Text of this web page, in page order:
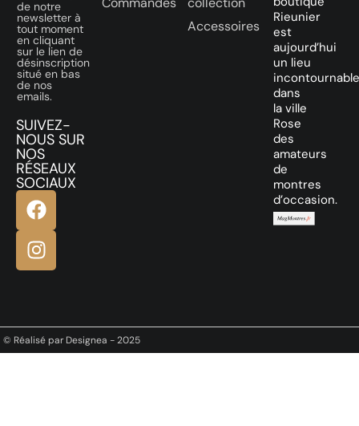
de notre
newsletter à
tout moment
en cliquant
sur le lien de
désinscription
situé en bas
de nos
emails.
SUIVEZ-
NOUS SUR
NOS
RÉSEAUX
SOCIAUX
Accessoires
Rieunier
est
aujourd’hui
un lieu
incontournable
dans
la ville
Rose
des
amateurs
de
montres
d’occasion.
© Réalisé par Designea - 2025